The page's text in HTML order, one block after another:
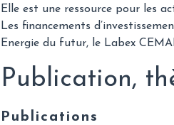
Elle est une ressource pour les
Les financements
Energie du futur, le Labex
Publication,
Publications